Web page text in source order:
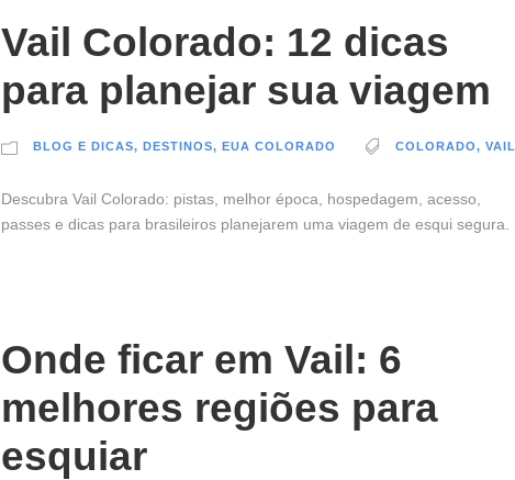
Vail Colorado: 12 dicas
para planejar sua viagem
BLOG E DICAS, DESTINOS, EUA COLORADO COLORADO, VAIL
Descubra Vail Colorado: pistas, melhor época, hospedagem, acesso,
passes e dicas para brasileiros planejarem uma viagem de esqui segura.
Onde ficar em Vail: 6
melhores regiões para
esquiar